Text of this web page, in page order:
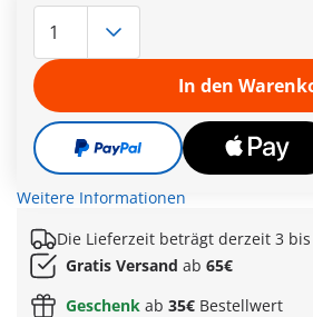
Inhalt:
Mit seinem besten Freund, dem
seinem Ziehvater, dem Raben Kolk, lebt der kleine Drache
Tabaluga im idyllischen Grünland. Doch das ist bedroht
durch den bösen Herrscher Arktos aus
Grünland vereisen will. Als Tabaluga
auch schon seine Eltern auf dem Gewissen hat, bricht er auf,
um Arktos entgegenzutreten.
Weitere Informationen
Die Lieferzeit beträgt derzeit 3
Gratis Versand ab 65€
Geschenk ab 35€ Bestellwert
In den